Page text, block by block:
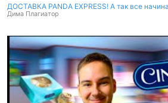
ДОСТАВКА PANDA EXPRESS! А так все
Дима Плагиатор